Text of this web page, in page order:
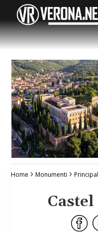
Home Monumenti